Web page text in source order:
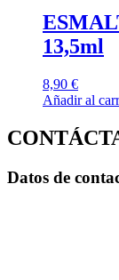
13,5ml
8,90 €
Añadir al
Datos de